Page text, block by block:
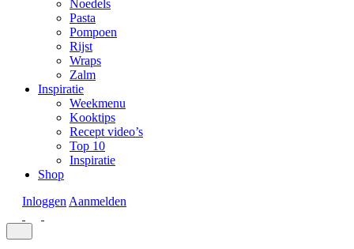
Noedels
Pasta
Pompoen
Rijst
Wraps
Zalm
Inspiratie
Weekmenu
Kooktips
Recept video’s
Top 10
Inspiratie
Shop
Inloggen Aanmelden